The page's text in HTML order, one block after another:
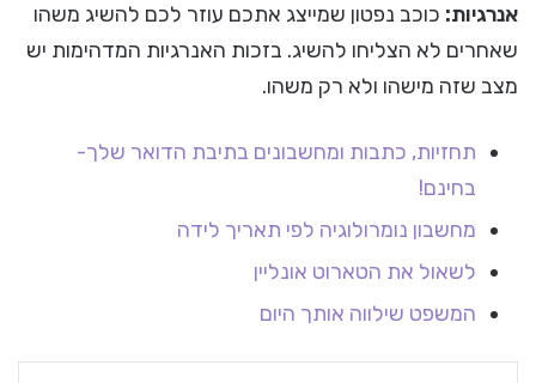
אנרגיות: כוכב נפטון שמייצג אתכם עוזר לכם להשיג משהו
שאחרים לא הצליחו להשיג. בזכות האנרגיות המדהימות יש
מצב שזה מישהו ולא רק משהו.
תחזיות, כתבות ומחשבונים בתיבת הדואר שלך-
בחינם!
מחשבון נומרולוגיה לפי תאריך לידה
לשאול את הטארוט אונליין
המשפט שילווה אותך היום